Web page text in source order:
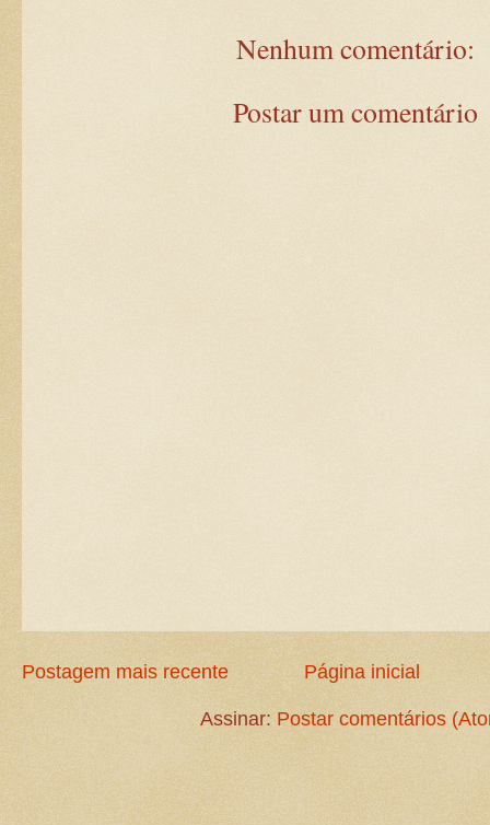
Nenhum comentário:
Postar um comentário
Postagem mais recente Página inicial
Assinar: Postar comentários